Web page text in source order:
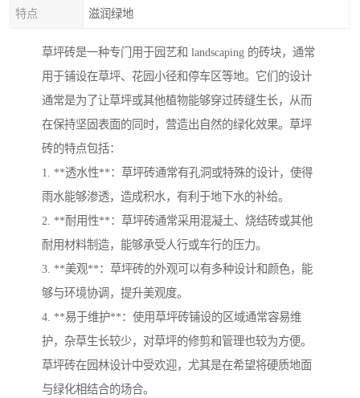
特点 滋润绿地
草坪砖是一种专门用于园艺和 landscaping 的砖块，通常
用于铺设在草坪、花园小径和停车区等地。它们的设计
通常是为了让草坪或其他植物能够穿过砖缝生长，从而
在保持坚固表面的同时，营造出自然的绿化效果。草坪
砖的特点包括：
1. **透水性**：草坪砖通常有孔洞或特殊的设计，使得
雨水能够渗透，造成积水，有利于地下水的补给。
2. **耐用性**：草坪砖通常采用混凝土、烧结砖或其他
耐用材料制造，能够承受人行或车行的压力。
3. **美观**：草坪砖的外观可以有多种设计和颜色，能
够与环境协调，提升美观度。
4. **易于维护**：使用草坪砖铺设的区域通常容易维
护，杂草生长较少，对草坪的修剪和管理也较为方便。
草坪砖在园林设计中受欢迎，尤其是在希望将硬质地面
与绿化相结合的场合。